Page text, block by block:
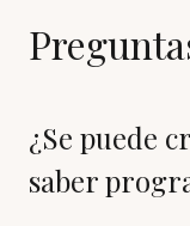
¿Se puede
saber